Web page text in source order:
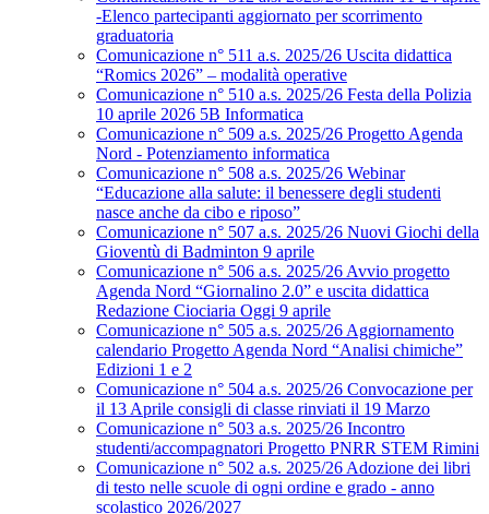
-Elenco partecipanti aggiornato per scorrimento
graduatoria
Comunicazione n° 511 a.s. 2025/26 Uscita didattica
“Romics 2026” – modalità operative
Comunicazione n° 510 a.s. 2025/26 Festa della Polizia
10 aprile 2026 5B Informatica
Comunicazione n° 509 a.s. 2025/26 Progetto Agenda
Nord - Potenziamento informatica
Comunicazione n° 508 a.s. 2025/26 Webinar
“Educazione alla salute: il benessere degli studenti
nasce anche da cibo e riposo”
Comunicazione n° 507 a.s. 2025/26 Nuovi Giochi della
Gioventù di Badminton 9 aprile
Comunicazione n° 506 a.s. 2025/26 Avvio progetto
Agenda Nord “Giornalino 2.0” e uscita didattica
Redazione Ciociaria Oggi 9 aprile
Comunicazione n° 505 a.s. 2025/26 Aggiornamento
calendario Progetto Agenda Nord “Analisi chimiche”
Edizioni 1 e 2
Comunicazione n° 504 a.s. 2025/26 Convocazione per
il 13 Aprile consigli di classe rinviati il 19 Marzo
Comunicazione n° 503 a.s. 2025/26 Incontro
studenti/accompagnatori Progetto PNRR STEM Rimini
Comunicazione n° 502 a.s. 2025/26 Adozione dei libri
di testo nelle scuole di ogni ordine e grado - anno
scolastico 2026/2027